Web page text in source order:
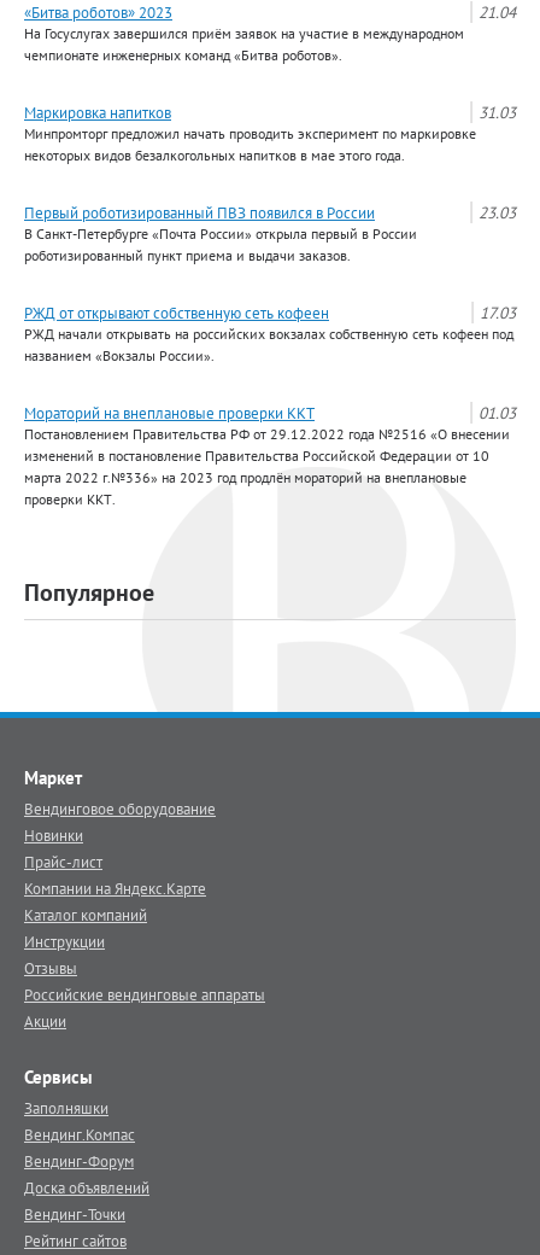
21.04
«Битва роботов» 2023
На Госуслугах завершился приём заявок на участие в международном
чемпионате инженерных команд «Битва роботов».
31.03
Маркировка напитков
Минпромторг предложил начать проводить эксперимент по маркировке
некоторых видов безалкогольных напитков в мае этого года.
23.03
Первый роботизированный ПВЗ появился в России
В Санкт-Петербурге «Почта России» открыла первый в России
роботизированный пункт приема и выдачи заказов.
17.03
РЖД от открывают собственную сеть кофеен
РЖД начали открывать на российских вокзалах собственную сеть кофеен под
названием «Вокзалы России».
01.03
Мораторий на внеплановые проверки ККТ
Постановлением Правительства РФ от 29.12.2022 года №2516 «О внесении
изменений в постановление Правительства Российской Федерации от 10
марта 2022 г.№336» на 2023 год продлён мораторий на внеплановые
проверки ККТ.
Популярное
Маркет
Вендинговое оборудование
Новинки
Прайс-лист
Компании на Яндекс.Карте
Каталог компаний
Инструкции
Отзывы
Российские вендинговые аппараты
Акции
Сервисы
Заполняшки
Вендинг.Компас
Вендинг-Форум
Доска объявлений
Вендинг-Точки
Рейтинг сайтов